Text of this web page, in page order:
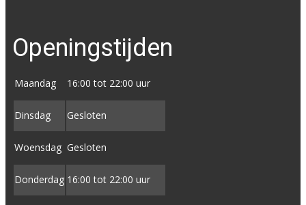
Openingstijden
Maandag 16:00 tot 22:00 uur
Dinsdag Gesloten
Woensdag Gesloten
Donderdag 16:00 tot ​22:00 uur